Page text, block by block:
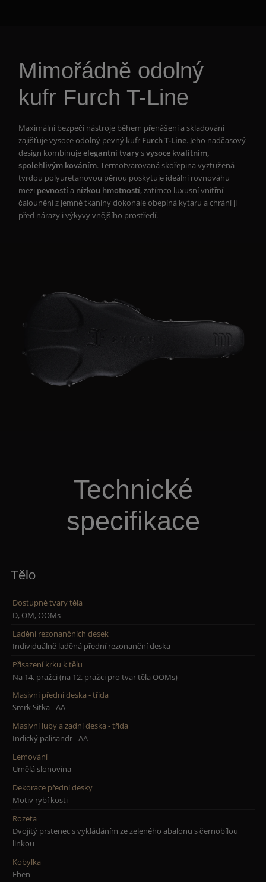
Mimořádně odolný
kufr Furch T-Line
Maximální bezpečí nástroje během přenášení a skladování
zajišťuje vysoce odolný pevný kufr Furch T-Line. Jeho nadčasový
design kombinujeelegantní tvarysvysoce kvalitním,
spolehlivým kováním. Termotvarovaná skořepina vyztužená
tvrdou polyuretanovou pěnou poskytuje ideální rovnováhu
mezi pevnostía nízkou hmotností, zatímco luxusní vnitřní
čalounění z jemné tkaniny dokonale obepíná kytaru a chrání ji
před nárazy i výkyvy vnějšího prostředí.
Technické
specifikace
Tělo
Dostupné tvary těla
D, OM, OOMs
Ladění rezonančních desek
Individuálně laděná přední rezonanční deska
Přisazení krku k tělu
Na 14. pražci (na 12. pražci pro tvar těla OOMs)
Masivní přední deska - třída
Smrk Sitka - AA
Masivní luby a zadní deska - třída
Indický palisandr - AA
Lemování
Umělá slonovina
Dekorace přední desky
Motiv rybí kosti
Rozeta
Dvojitý prstenec s vykládáním ze zeleného abalonu s černobílou
linkou
Kobylka
Eben